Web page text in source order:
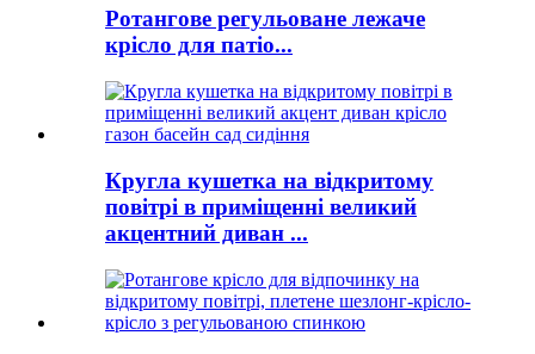
Ротангове регульоване лежаче
крісло для патіо...
Кругла кушетка на відкритому
повітрі в приміщенні великий
акцентний диван ...